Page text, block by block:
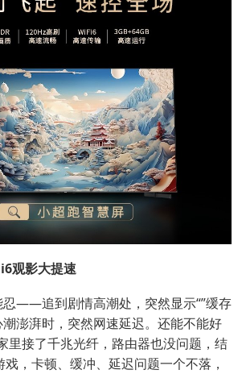
影大提速
——追到剧情高潮处，突然显示“”缓存
潮澎湃时，突然网速延迟。还能不能好
里接了千兆光纤，路由器也没问题，结
，卡顿、缓冲、延迟问题一个不落，